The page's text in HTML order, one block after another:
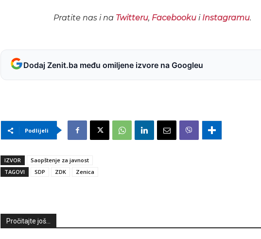
Pratite nas i na Twitteru, Facebookui Instagramu.
Dodaj Zenit.ba među omiljene izvore na Googleu
Podlijeli
IZVOR
Saopštenje za javnost
TAGOVI
SDP ZDK Zenica
Pročitajte još...